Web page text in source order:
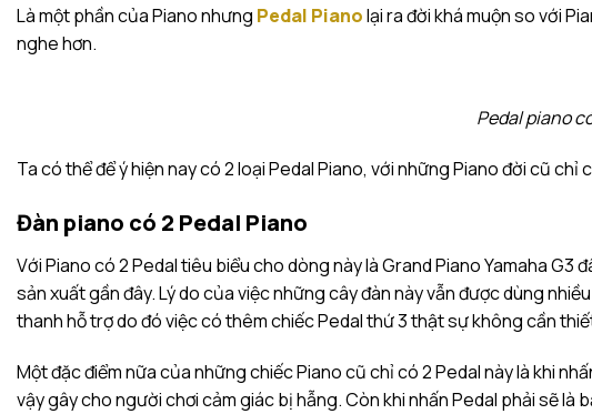
Là một phần của Piano nhưng Pedal Pianolại ra đời khá muộn so với
nghe hơn.
Pedal piano
Ta có thể để ý hiện nay có 2 loại Pedal Piano, với những Piano đời cũ
Đàn piano có 2 Pedal Piano
Với Piano có 2 Pedal tiêu biểu cho dòng này là Grand Piano Yamaha
sản xuất gần đây. Lý do của việc những cây đàn này vẫn được dùng
thanh hỗ trợ do đó việc có thêm chiếc Pedal thứ 3 thật sự không cần
Một đặc điểm nữa của những chiếc Piano cũ chỉ có 2 Pedal này là khi
vậy gây cho người chơi cảm giác bị hẫng. Còn khi nhấn Pedal phải sẽ